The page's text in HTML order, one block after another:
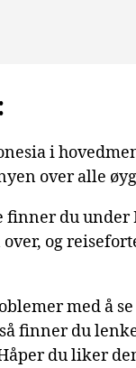
i
over alle
finner du under
og
med å
finner du
du liker